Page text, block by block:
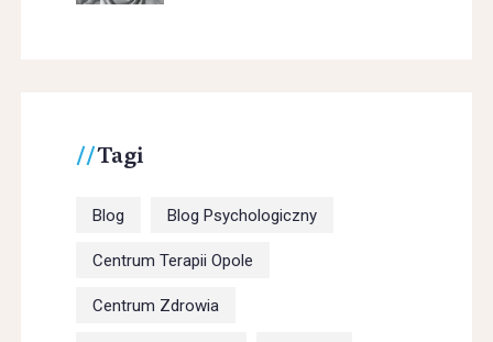
Tagi
Blog Blog Psychologiczny
Centrum Terapii Opole
Centrum Zdrowia